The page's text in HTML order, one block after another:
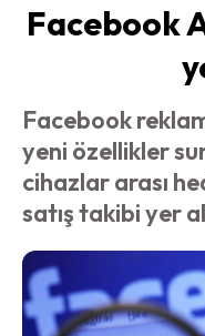
Facebook
Facebook
yeni özellikler
cihazlar arası
satış takibi yer